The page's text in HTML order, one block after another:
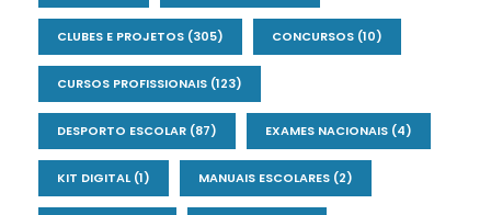
CLUBES E PROJETOS (305) CONCURSOS (10)
CURSOS PROFISSIONAIS (123)
DESPORTO ESCOLAR (87) EXAMES NACIONAIS (4)
KIT DIGITAL(1) MANUAIS ESCOLARES (2)